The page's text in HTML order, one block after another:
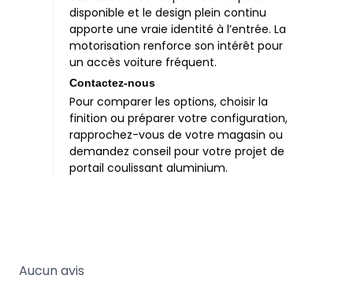
disponible et le design plein continu
apporte une vraie identité à l’entrée. La
motorisation renforce son intérêt pour
un accès voiture fréquent.
Contactez-nous
Pour comparer les options, choisir la
finition ou préparer votre configuration,
rapprochez-vous de votre magasin ou
demandez conseil pour votre projet de
portail coulissant aluminium.
Aucun avis